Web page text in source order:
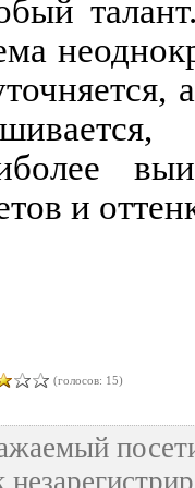
и
(голосов: 15)